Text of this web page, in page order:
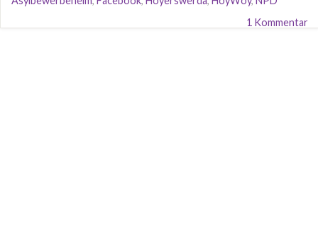
1 Kommentar